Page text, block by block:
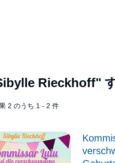
Rieckhoff"
2 のうち 1 - 2 件